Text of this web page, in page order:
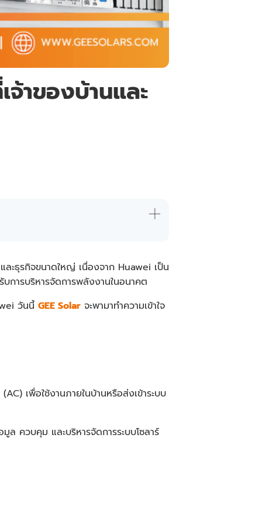
าของบ้านและ
ะธุรกิจขนาดใหญ่ เนื่องจาก Huawei เป็น
การบริหารจัดการพลังงานในอนาคต
วันนี้ GEE Solar จะพามาทำความเข้าใจ
เพื่อใช้งานภายในบ้านหรือส่งเข้าระบบ
ควบคุม และบริหารจัดการระบบโซลาร์